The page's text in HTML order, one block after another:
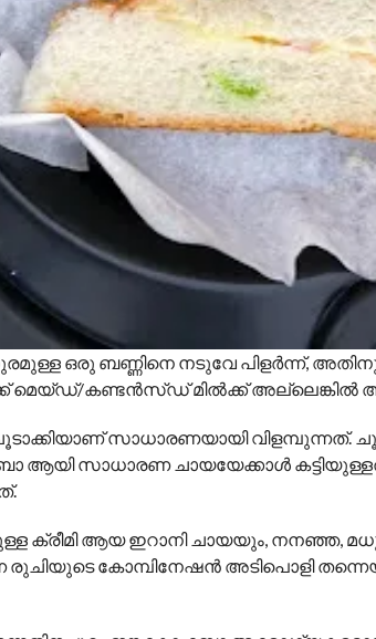
ഒരു ബണ്ണിനെ നടുവേ പിളര്‍ന്ന്,
മെയ്ഡ്/കണ്ടന്‍സ്ഡ് മില്‍ക്ക്
സാധാരണയായി വിളമ്പുന്നത്.
ആയി സാധാരണ ചായയേക്കാള്‍
ക്രീമി ആയ ഇറാനി ചായയും, നനഞ്ഞ,
കോമ്പിനേഷന്‍ അടിപൊളി